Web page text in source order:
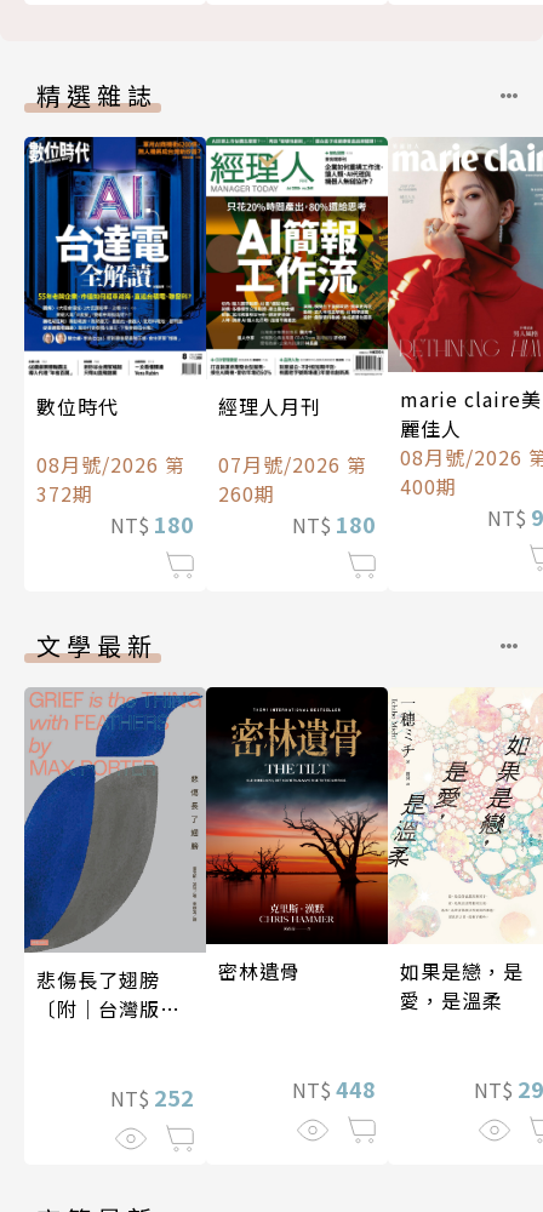
精選雜誌
數位時代
08月號/2026 第
372期
NT$ 180
經理人月刊
07月號/2026 第
260期
NT$ 180
marie claire美
麗佳人
08月號/2026
400期
NT$
文學最新
悲傷長了翅膀
〔附｜台灣版獨
NT$ 252
密林遺骨
NT$ 448
如果是戀，是
愛，是溫柔
NT$